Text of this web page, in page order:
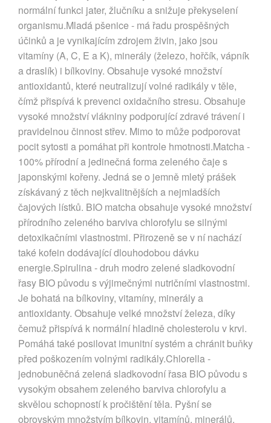
normální funkci jater, žlučníku a snižuje překyselení
organismu.Mladá pšenice - má řadu prospěšných
účinků a je vynikajícím zdrojem živin, jako jsou
vitamíny (A, C, E a K), minerály (železo, hořčík, vápník
a draslík) i bílkoviny. Obsahuje vysoké množství
antioxidantů, které neutralizují volné radikály v těle,
čímž přispívá k prevenci oxidačního stresu. Obsahuje
vysoké množství vlákniny podporující zdravé trávení i
pravidelnou činnost střev. Mimo to může podporovat
pocit sytosti a pomáhat při kontrole hmotnosti.Matcha -
100% přírodní a jedinečná forma zeleného čaje s
japonskými kořeny. Jedná se o jemně mletý prášek
získávaný z těch nejkvalitnějších a nejmladších
čajových lístků. BIO matcha obsahuje vysoké množství
přírodního zeleného barviva chlorofylu se silnými
detoxikačními vlastnostmi. Přirozeně se v ní nachází
také kofein dodávající dlouhodobou dávku
energie.Spirulina - druh modro zelené sladkovodní
řasy BIO původu s výjimečnými nutričními vlastnostmi.
Je bohatá na bílkoviny, vitamíny, minerály a
antioxidanty. Obsahuje velké množství železa, díky
čemuž přispívá k normální hladině cholesterolu v krvi.
Pomáhá také posilovat imunitní systém a chránit buňky
před poškozením volnými radikály.Chlorella -
jednobuněčná zelená sladkovodní řasa BIO původu s
vysokým obsahem zeleného barviva chlorofylu a
skvělou schopností k pročištění těla. Pyšní se
obrovským množstvím bílkovin, vitamínů, minerálů,